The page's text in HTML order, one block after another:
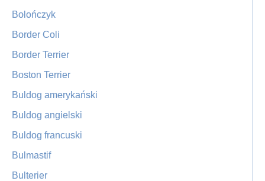
Bolończyk
Border Coli
Border Terrier
Boston Terrier
Buldog amerykański
Buldog angielski
Buldog francuski
Bulmastif
Bulterier